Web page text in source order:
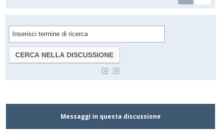
Messaggi in questa discussione